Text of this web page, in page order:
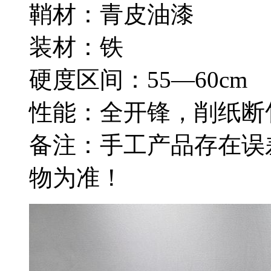
鞘材：青皮油漆
装材：铁
硬度区间：55—60cm
性能：全开锋，削纸
备注：手工产品存在
物为准！